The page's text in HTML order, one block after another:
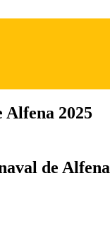
Alfena 2025
de Alfena